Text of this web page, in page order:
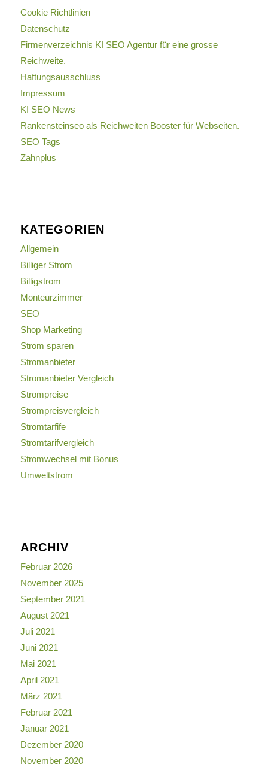
Cookie Richtlinien
Datenschutz
Firmenverzeichnis KI SEO Agentur für eine grosse
Reichweite.
Haftungsausschluss
Impressum
KI SEO News
Rankensteinseo als Reichweiten Booster für Webseiten.
SEO Tags
Zahnplus
KATEGORIEN
Allgemein
Billiger Strom
Billigstrom
Monteurzimmer
SEO
Shop Marketing
Strom sparen
Stromanbieter
Stromanbieter Vergleich
Strompreise
Strompreisvergleich
Stromtarfife
Stromtarifvergleich
Stromwechsel mit Bonus
Umweltstrom
ARCHIV
Februar 2026
November 2025
September 2021
August 2021
Juli 2021
Juni 2021
Mai 2021
April 2021
März 2021
Februar 2021
Januar 2021
Dezember 2020
November 2020